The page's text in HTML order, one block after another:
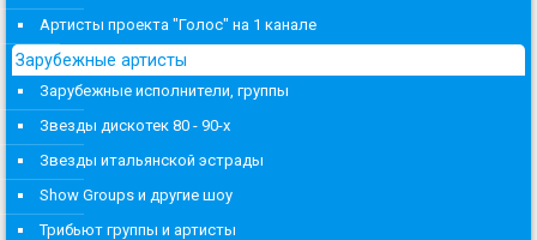
Артисты проекта "Голос" на 1 канале
Зарубежные артисты
Зарубежные исполнители, группы
Звезды дискотек 80 - 90-х
Звезды итальянской эстрады
Show Groups и другие шоу
Трибьют группы и артисты